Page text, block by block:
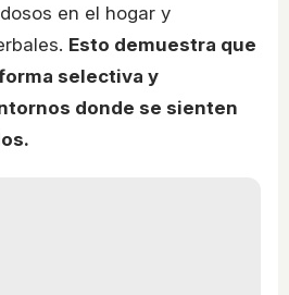
en el hogar y
Esto demuestra que
selectiva y
donde se sienten